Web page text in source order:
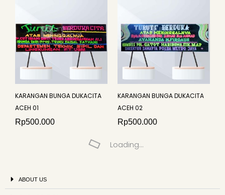
KARANGAN BUNGA DUKACITA
ACEH 01
Rp500.000
KARANGAN BUNGA DUKACITA
ACEH 02
Rp500.000
Loading...
ABOUT US